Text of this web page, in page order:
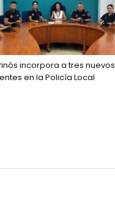
incorpora a tres nuevos
en la Policía Local